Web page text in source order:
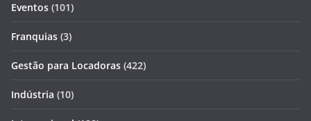
Eventos (101)
Franquias (3)
Gestão para Locadoras (422)
Indústria (10)